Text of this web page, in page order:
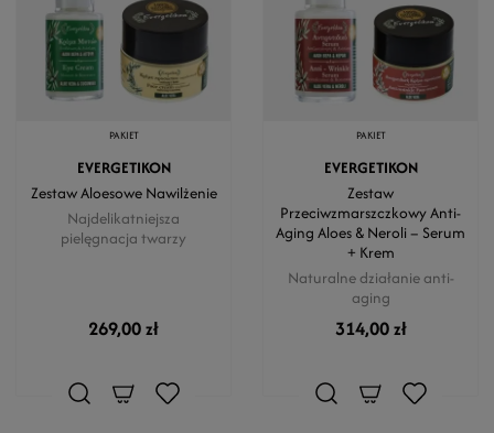
PAKIET
EVERGETIKON
Zestaw Aloesowe Nawilżenie
Najdelikatniejsza
pielęgnacja twarzy
269,00 zł
PAKIET
EVERGETIKON
Zestaw
Przeciwzmarszczkowy Anti-
Aging Aloes & Neroli – Serum
+ Krem
Naturalne działanie anti-
aging
314,00 zł